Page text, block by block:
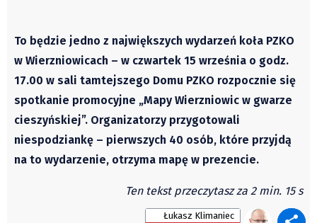
Kontakt
Sekretariat
Redaktorzy
Napisz artykuł
Zamów prenumeratę
Reklama
RODO (GDPR)
OGÓLNE WARUNKI HANDLOWE
Všeobecné obchodní podmínky
To będzie jedno z największych wydarzeń koła PZKO
w Wierzniowicach – w czwartek 15 września o godz.
17.00 w sali tamtejszego Domu PZKO rozpocznie się
spotkanie promocyjne „Mapy Wierzniowic w gwarze
cieszyńskiej”. Organizatorzy przygotowali
niespodziankę – pierwszych 40 osób, które przyjdą
na to wydarzenie, otrzyma mapę w prezencie.
Ten tekst przeczytasz za 2 min. 15 s
Łukasz Klimaniec